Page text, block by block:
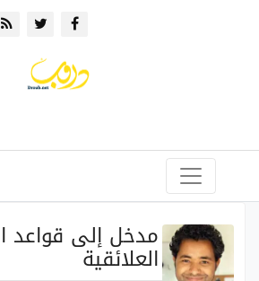
مدخل إلى قواعد
العلائقية